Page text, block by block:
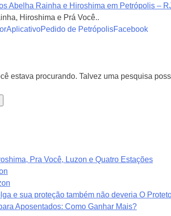
Abelha Rainha e Hiroshima em Petrópolis –
Hiroshima e Prá Você..
AplicativoPedido de PetrópolisFacebook
estava procurando. Talvez uma pesquisa
Pra Você, Luzon e Quatro Estações
e sua proteção também não deveria O
Aposentados: Como Ganhar Mais?